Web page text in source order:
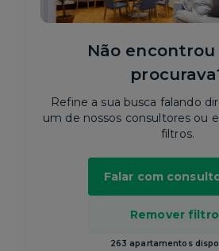
Não encontrou
Refine a sua busca falando
um de nossos consultores ou
filtros.
Remover
263 apartamentos
Falar com